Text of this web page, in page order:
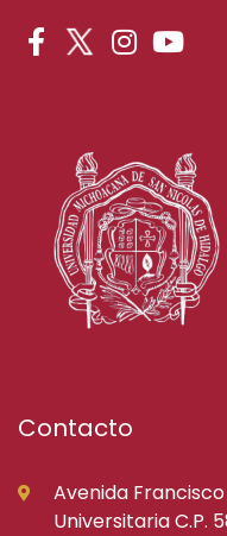
Contacto
Avenida
Universitaria C.P.